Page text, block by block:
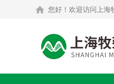
您好！欢迎访问上海